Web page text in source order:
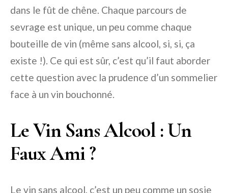
dans le fût de chêne. Chaque parcours de
sevrage est unique, un peu comme chaque
bouteille de vin (même sans alcool, si, si, ça
existe !). Ce qui est sûr, c’est qu’il faut aborder
cette question avec la prudence d’un sommelier
face à un vin bouchonné.
Le Vin Sans Alcool : Un
Faux Ami ?
Le vin sans alcool, c’est un peu comme un sosie